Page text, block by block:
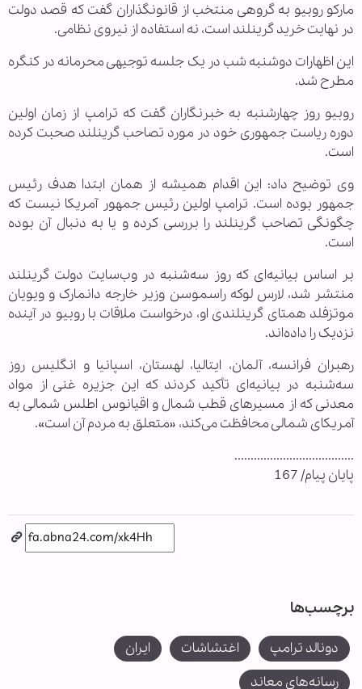
مارکو روبیو به گروهی منتخب از قانونگذاران گفت که قصد دولت
در نهایت خرید گرینلند است، نه استفاده از نیروی نظامی.
این اظهارات دوشنبه شب در یک جلسه توجیهی محرمانه در کنگره
مطرح شد.
روبیو روز چهارشنبه به خبرنگاران گفت که ترامپ از زمان اولین
دوره ریاست جمهوری خود در مورد تصاحب گرینلند صحبت ‌کرده
است.
وی توضیح داد: این اقدام همیشه از همان ابتدا هدف رئیس
جمهور بوده است. ترامپ اولین رئیس جمهور آمریکا نیست که
چگونگی تصاحب گرینلند را بررسی کرده و یا به دنبال آن بوده
است.
بر اساس بیانیه‌ای که روز سه‌شنبه در وب‌سایت دولت گرینلند
منتشر شد، لارس لوکه راسموسن وزیر خارجه دانمارک و ویویان
موتزفلد همتای گرینلندی او، درخواست ملاقات با روبیو در آینده
نزدیک را داده‌اند.
رهبران فرانسه، آلمان، ایتالیا، لهستان، اسپانیا و انگلیس روز
سه‌شنبه در بیانیه‌ای تأکید کردند که این جزیره غنی از مواد
معدنی که از مسیرهای قطب شمال و اقیانوس اطلس شمالی به
آمریکای شمالی محافظت می‌کند، «متعلق به مردم آن است».
.....................................
پایان پیام/ 167
برچسب‌ها
دونالد ترامپ اغتشاشات
ایران
رسانه‌های معاند